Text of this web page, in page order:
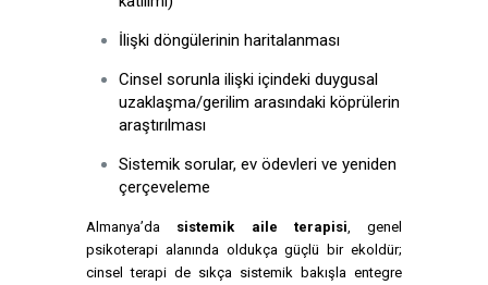
İlişki döngülerinin haritalanması
Cinsel sorunla ilişki içindeki duygusal
uzaklaşma/gerilim arasındaki köprülerin
araştırılması
Sistemik sorular, ev ödevleri ve yeniden
çerçeveleme
Almanya’da sistemik aile terapisi, genel
psikoterapi alanında oldukça güçlü bir ekoldür;
cinsel terapi de sıkça sistemik bakışla entegre